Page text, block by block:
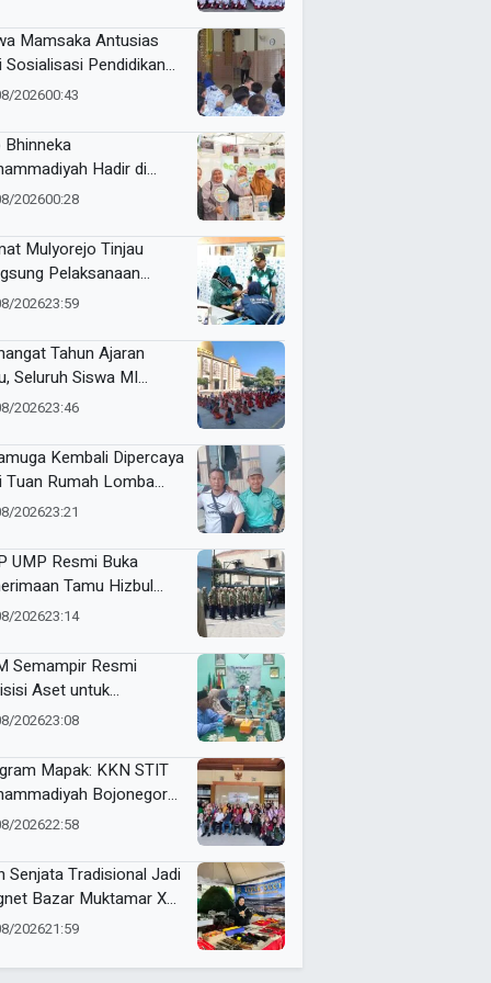
Mamsaka Antusias
Sosialisasi Pendidikan
ke Luar Negeri
202600:43
Bhinneka
Hadir di
Nasyiatul Aisyiyah
202600:28
Mulyorejo Tinjau
Pelaksanaan
BIAS MR dan HPV
202623:59
Tahun Ajaran
Seluruh Siswa MI
5
Suci Perdana
202623:46
Kembali Dipercaya
Tuan Rumah Lomba
Futsal HUT RI Ke-81
202623:21
UMP Resmi Buka
Tamu Hizbul
Tema “Satu Qobilah,
202623:14
Semampir Resmi
Aset untuk
Amal Usaha
202623:08
Mapak: KKN STIT
Bojonegoro
Sosialisasi Pengolahan
202622:58
Senjata Tradisional Jadi
Bazar Muktamar XVI
Suci Sedunia
202621:59